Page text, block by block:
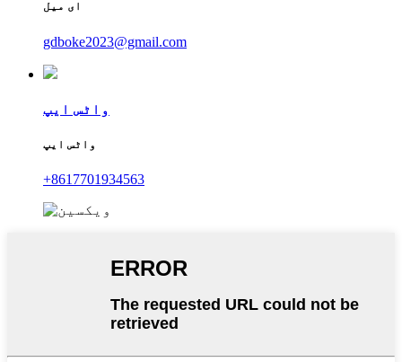
ای میل
gdboke2023@gmail.com
واٹس ایپ
واٹس ایپ
+8617701934563